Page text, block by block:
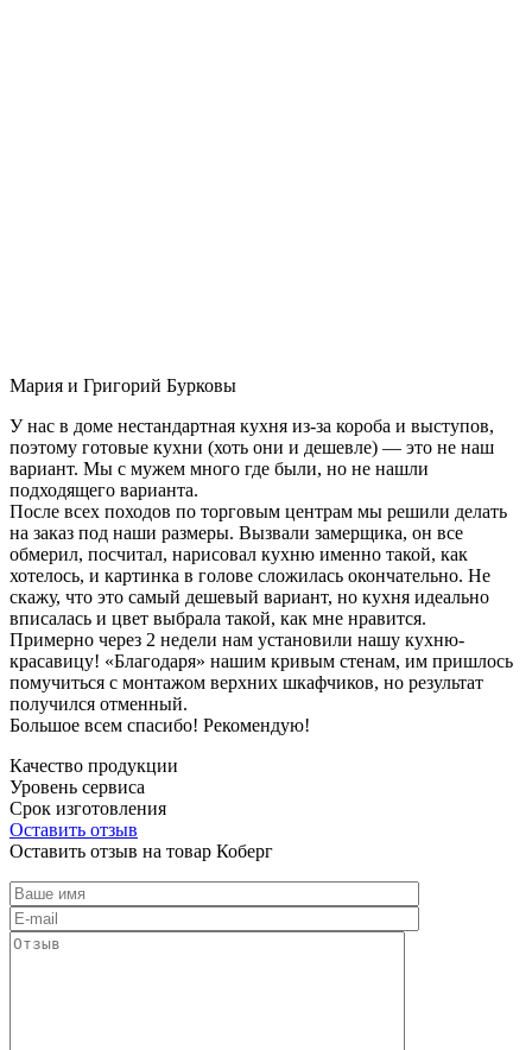
Мария и Григорий Бурковы
У нас в доме нестандартная кухня из-за короба и выступов,
поэтому готовые кухни (хоть они и дешевле) — это не наш
вариант. Мы с мужем много где были, но не нашли
подходящего варианта.
После всех походов по торговым центрам мы решили делать
на заказ под наши размеры. Вызвали замерщика, он все
обмерил, посчитал, нарисовал кухню именно такой, как
хотелось, и картинка в голове сложилась окончательно. Не
скажу, что это самый дешевый вариант, но кухня идеально
вписалась и цвет выбрала такой, как мне нравится.
Примерно через 2 недели нам установили нашу кухню-
красавицу! «Благодаря» нашим кривым стенам, им пришлось
помучиться с монтажом верхних шкафчиков, но результат
получился отменный.
Большое всем спасибо! Рекомендую!
Качество продукции
Уровень сервиса
Срок изготовления
Оставить отзыв
Оставить отзыв на товар Коберг